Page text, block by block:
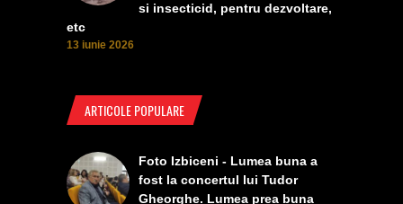
si insecticid, pentru dezvoltare,
etc
13 iunie 2026
ARTICOLE POPULARE
Foto Izbiceni - Lumea buna a
fost la concertul lui Tudor
Gheorghe. Lumea prea buna